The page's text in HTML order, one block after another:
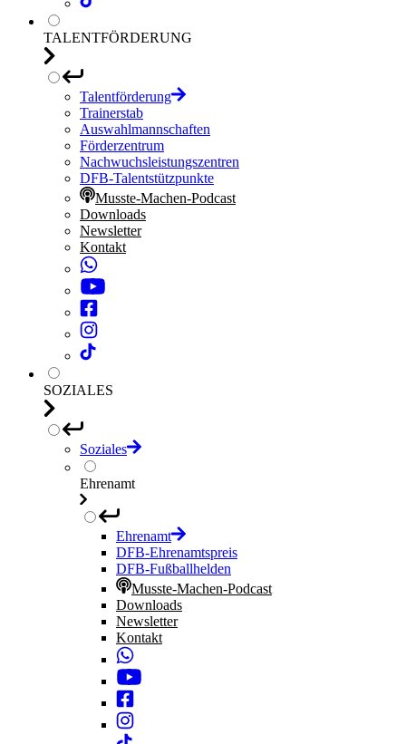
TALENTFÖRDERUNG
Talentförderung
Trainerstab
Auswahlmannschaften
Förderzentrum
Nachwuchsleistungszentren
DFB-Talentstützpunkte
Musste-Machen-Podcast
Downloads
Newsletter
Kontakt
SOZIALES
Soziales
Ehrenamt
Ehrenamt
DFB-Ehrenamtspreis
DFB-Fußballhelden
Musste-Machen-Podcast
Downloads
Newsletter
Kontakt